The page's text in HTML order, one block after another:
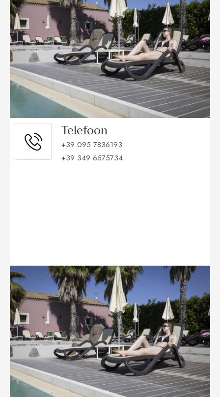
Telefoon
+39 095 7836193
+39 349 6575734